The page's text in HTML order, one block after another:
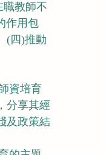
職教師不
作用包
(四)推動
分享其經
及政策結